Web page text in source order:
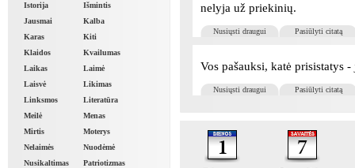
Istorija
Išmintis
Jausmai
Kalba
Karas
Kiti
Klaidos
Kvailumas
Laikas
Laimė
Laisvė
Likimas
Linksmos
Literatūra
Meilė
Menas
Mirtis
Moterys
Nelaimės
Nuodėmė
Nusikaltimas
Patriotizmas
nelyja už priekinių.
Nusiųsti draugui Pasiūlyti citatą
Vos pašauksi, katė prisistatys
Nusiųsti draugui Pasiūlyti citatą